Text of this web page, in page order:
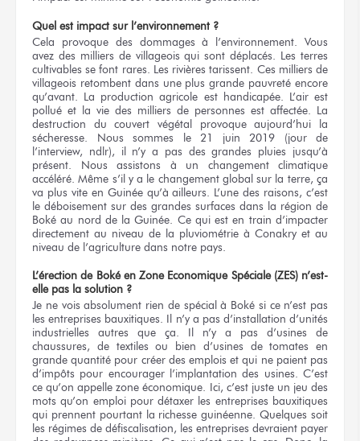
Quel est impact sur l’environnement ?
Cela provoque des dommages à l’environnement. Vous
avez des milliers de villageois qui sont déplacés. Les terres
cultivables se font rares. Les rivières tarissent. Ces milliers de
villageois retombent dans une plus grande pauvreté encore
qu’avant. La production agricole est handicapée. L’air est
pollué et la vie des milliers de personnes est affectée. La
destruction du couvert végétal provoque aujourd’hui la
sécheresse. Nous sommes le 21 juin 2019 (jour de
l’interview, ndlr), il n’y a pas des grandes pluies jusqu’à
présent. Nous assistons à un changement climatique
accéléré. Même s’il y a le changement global sur la terre, ça
va plus vite en Guinée qu’à ailleurs. L’une des raisons, c’est
le déboisement sur des grandes surfaces dans la région de
Boké au nord de la Guinée. Ce qui est en train d’impacter
directement au niveau de la pluviométrie à Conakry et au
niveau de l’agriculture dans notre pays.
L’érection de Boké en Zone Economique Spéciale (ZES) n’est-
elle pas la solution ?
Je ne vois absolument rien de spécial à Boké si ce n’est pas
les entreprises bauxitiques. Il n’y a pas d’installation d’unités
industrielles autres que ça. Il n’y a pas d’usines de
chaussures, de textiles ou bien d’usines de tomates en
grande quantité pour créer des emplois et qui ne paient pas
d’impôts pour encourager l’implantation des usines. C’est
ce qu’on appelle zone économique. Ici, c’est juste un jeu des
mots qu’on emploi pour détaxer les entreprises bauxitiques
qui prennent pourtant la richesse guinéenne. Quelques soit
les régimes de défiscalisation, les entreprises devraient payer